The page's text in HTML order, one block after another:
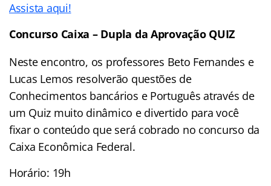
Assista aqui!
Concurso Caixa – Dupla da Aprovação QUIZ
Neste encontro, os professores Beto Fernandes e
Lucas Lemos resolverão questões de
Conhecimentos bancários e Português através de
um Quiz muito dinâmico e divertido para você
fixar o conteúdo que será cobrado no concurso da
Caixa Econômica Federal.
Horário: 19h